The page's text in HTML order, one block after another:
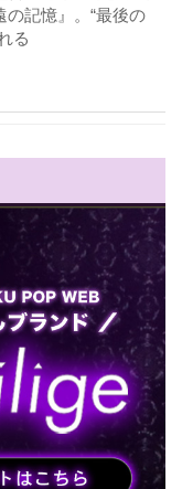
の記憶』。“最後の
る